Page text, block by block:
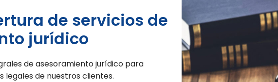
de servicios de
jurídico
de asesoramiento jurídico para
legales de nuestros clientes.